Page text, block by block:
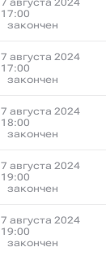
7 августа 2024
17:00
закончен
7 августа 2024
17:00
закончен
7 августа 2024
18:00
закончен
7 августа 2024
19:00
закончен
7 августа 2024
19:00
закончен